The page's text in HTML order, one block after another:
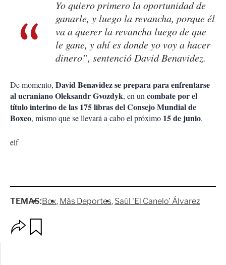
Yo quiero primero la oportunidad de
ganarle, y luego la revancha, porque él
va a querer la revancha luego de que
le gane, y ahí es donde yo voy a hacer
dinero”, sentenció David Benavidez.
De momento, David Benavidez se prepara para enfrentarse
al ucraniano Oleksandr Gvozdyk, en uncombate por el
título interino de las 175 libras del Consejo Mundial de
Boxeo, mismo que se llevará a cabo el próximo 15 de junio.
elf
TEMAS:Box Más Deportes Saúl 'El Canelo' Álvarez